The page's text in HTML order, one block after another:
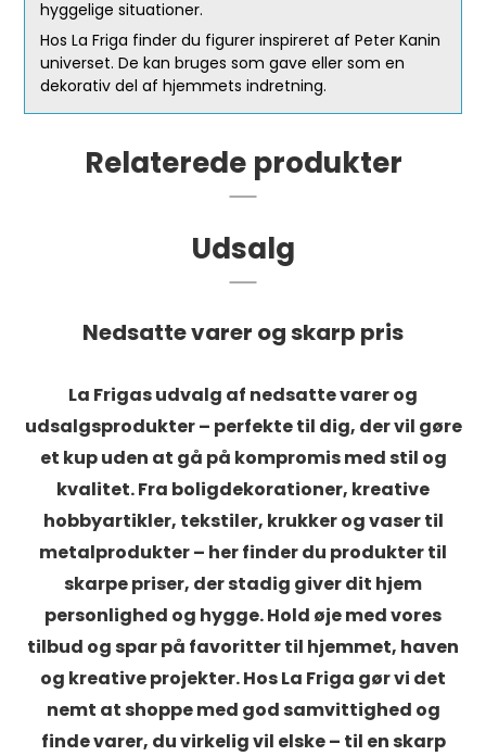
hyggelige situationer.
Hos La Friga finder du figurer inspireret af Peter Kanin
universet. De kan bruges som gave eller som en
dekorativ del af hjemmets indretning.
Relaterede produkter
Udsalg
Nedsatte varer og skarp pris
La Frigas udvalg af nedsatte varer og
udsalgsprodukter – perfekte til dig, der vil gøre
et kup uden at gå på kompromis med stil og
kvalitet. Fra boligdekorationer, kreative
hobbyartikler, tekstiler, krukker og vaser til
metalprodukter – her finder du produkter til
skarpe priser, der stadig giver dit hjem
personlighed og hygge. Hold øje med vores
tilbud og spar på favoritter til hjemmet, haven
og kreative projekter. Hos La Friga gør vi det
nemt at shoppe med god samvittighed og
finde varer, du virkelig vil elske – til en skarp